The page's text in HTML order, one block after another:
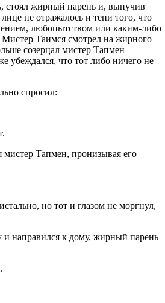
стоял жирный парень и, выпучив
не отражалось и тени того, что
любопытством или каким-либо
Таимся смотрел на жирного
созерцал мистер Тапмен
убеждался, что тот либо ничего не
спросил:
Тапмен, пронизывая его
но тот и глазом не моргнул,
направился к дому, жирный парень